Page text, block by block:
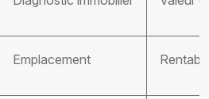
Emplacement